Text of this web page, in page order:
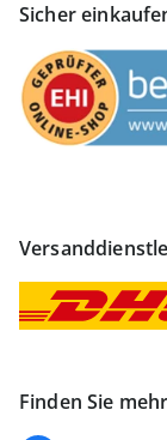
Sicher
Finden Sie